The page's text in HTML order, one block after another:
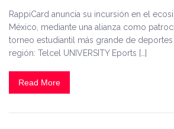
RappiCard anuncia su incursión en el
México, mediante una alianza como
torneo estudiantil más grande de
región: Telcel UNIVERSITY Eports […]
Read More